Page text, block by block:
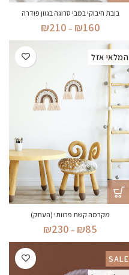
בובת חיבוקי במבי סרוגה בגוון פודרה
₪160
–
₪210
⁦₪160⁩
עד
המלאי אזל
מקרמה קשת פרוותי (העתק)
₪85
–
₪230
עד
SALE